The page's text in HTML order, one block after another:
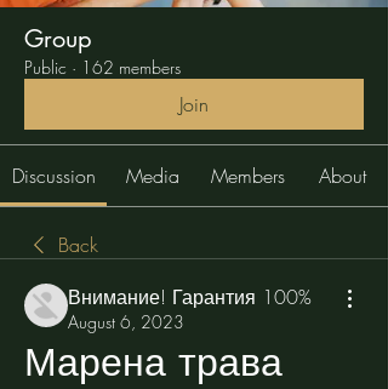
Group
Public · 162 members
Join
Discussion Media Members About
Back
Внимание! Гарантия 100%
August 6, 2023
Марена трава